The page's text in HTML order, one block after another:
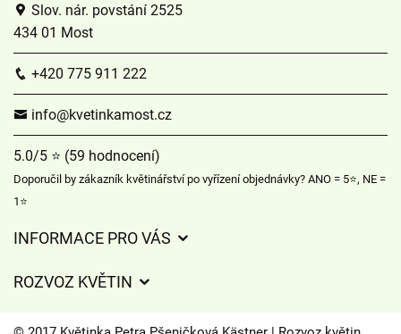
Slov. nár. povstání 2525
434 01 Most
+420 775 911 222
info@kvetinkamost.cz
5.0/5 ⭐ (59 hodnocení)
Doporučil by zákazník květinářství po vyřízení objednávky? ANO = 5⭐, NE =
1⭐
INFORMACE PRO VÁS
Často kladené dotazy
ROZVOZ KVĚTIN